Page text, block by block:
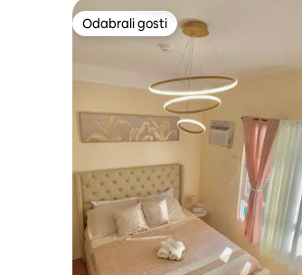
Odabrali gosti
Odabrali gosti